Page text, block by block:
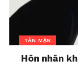
một khoảng
ngồi 2 tiếng,
không công
mình.TẢN MẠN
Hôn nhân